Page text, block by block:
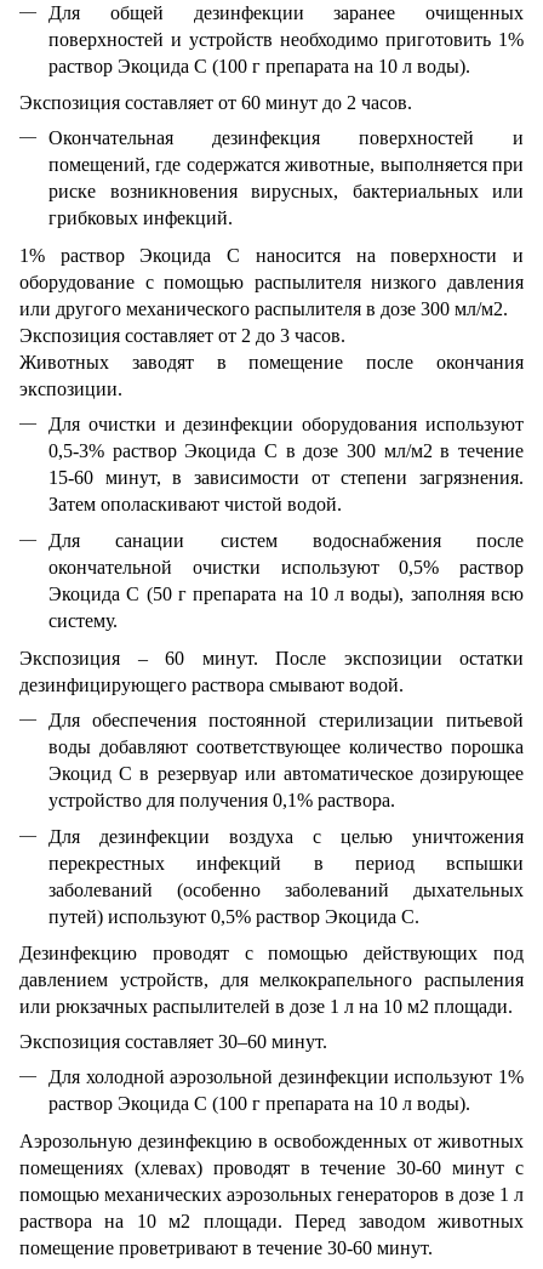
Для общей дезинфекции заранее очищенных
поверхностей и устройств необходимо приготовить 1%
раствор Экоцида С (100 г препарата на 10 л воды).
Экспозиция составляет от 60 минут до 2 часов.
Окончательная дезинфекция поверхностей и
помещений, где содержатся животные, выполняется при
риске возникновения вирусных, бактериальных или
грибковых инфекций.
1% раствор Экоцида С наносится на поверхности и
оборудование с помощью распылителя низкого давления
или другого механического распылителя в дозе 300 мл/м2.
Экспозиция составляет от 2 до 3 часов.
Животных заводят в помещение после окончания
экспозиции.
Для очистки и дезинфекции оборудования используют
0,5-3% раствор Экоцида С в дозе 300 мл/м2 в течение
15-60 минут, в зависимости от степени загрязнения.
Затем ополаскивают чистой водой.
Для санации систем водоснабжения после
окончательной очистки используют 0,5% раствор
Экоцида С (50 г препарата на 10 л воды), заполняя всю
систему.
Экспозиция – 60 минут. После экспозиции остатки
дезинфицирующего раствора смывают водой.
Для обеспечения постоянной стерилизации питьевой
воды добавляют соответствующее количество порошка
Экоцид С в резервуар или автоматическое дозирующее
устройство для получения 0,1% раствора.
Для дезинфекции воздуха с целью уничтожения
перекрестных инфекций в период вспышки
заболеваний (особенно заболеваний дыхательных
путей) используют 0,5% раствор Экоцида С.
Дезинфекцию проводят с помощью действующих под
давлением устройств, для мелкокрапельного распыления
или рюкзачных распылителей в дозе 1 л на 10 м2 площади.
Экспозиция составляет 30–60 минут.
Для холодной аэрозольной дезинфекции используют 1%
раствор Экоцида С (100 г препарата на 10 л воды).
Аэрозольную дезинфекцию в освобожденных от животных
помещениях (хлевах) проводят в течение 30-60 минут с
помощью механических аэрозольных генераторов в дозе 1 л
раствора на 10 м2 площади. Перед заводом животных
помещение проветривают в течение 30-60 минут.